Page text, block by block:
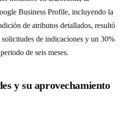
Business Profile, incluyendo la
de atributos detallados, resultó
de indicaciones y un 30%
de seis meses.
y su aprovechamiento